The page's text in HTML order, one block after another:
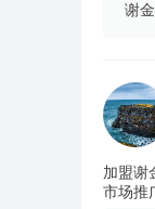
谢
加盟谢
市场推